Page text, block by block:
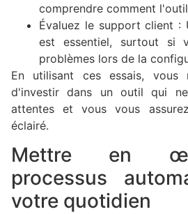
comprendre comment
Évaluez le support client :
est essentiel, surtout si
problèmes lors de la
En utilisant ces essais, vous
d'investir dans un outil qui
attentes et vous vous
éclairé.
Mettre en
processus
votre quotidien